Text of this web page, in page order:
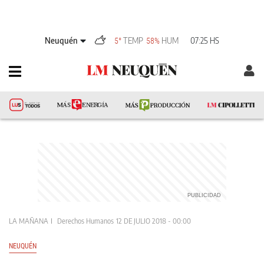
Neuquén 5° TEMP 58% HUM 07:25 HS
LA MAÑANA Derechos Humanos 12 DE JULIO 2018 - 00:00
NEUQUÉN